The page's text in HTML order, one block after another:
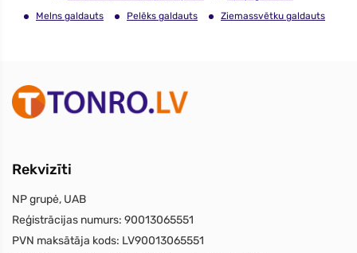
Melns galdauts
Pelēks galdauts Ziemassvētku galdauts
Rekvizīti
NP grupė, UAB
Reģistrācijas numurs: 90013065551
PVN maksātāja kods: LV90013065551